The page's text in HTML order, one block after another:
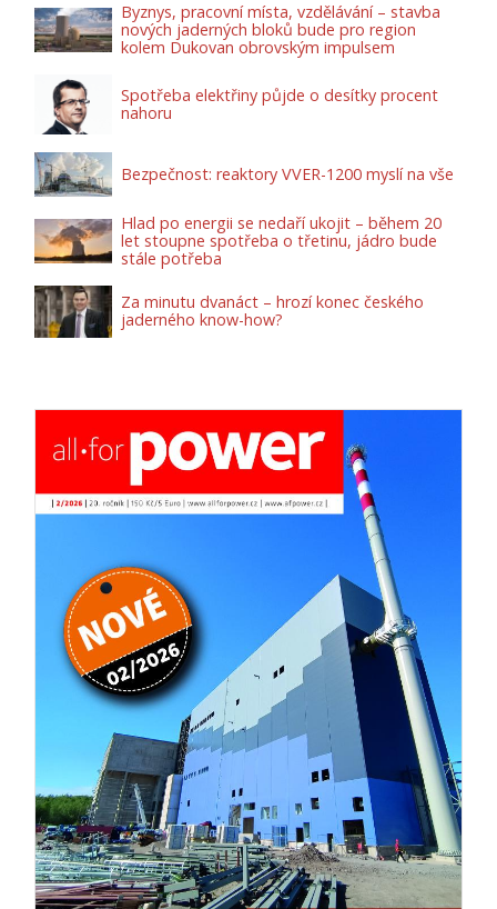
Byznys, pracovní místa, vzdělávání – stavba
nových jaderných bloků bude pro region
kolem Dukovan obrovským impulsem
Spotřeba elektřiny půjde o desítky procent
nahoru
Bezpečnost: reaktory VVER-1200 myslí na vše
Hlad po energii se nedaří ukojit – během 20
let stoupne spotřeba o třetinu, jádro bude
stále potřeba
Za minutu dvanáct – hrozí konec českého
jaderného know-how?